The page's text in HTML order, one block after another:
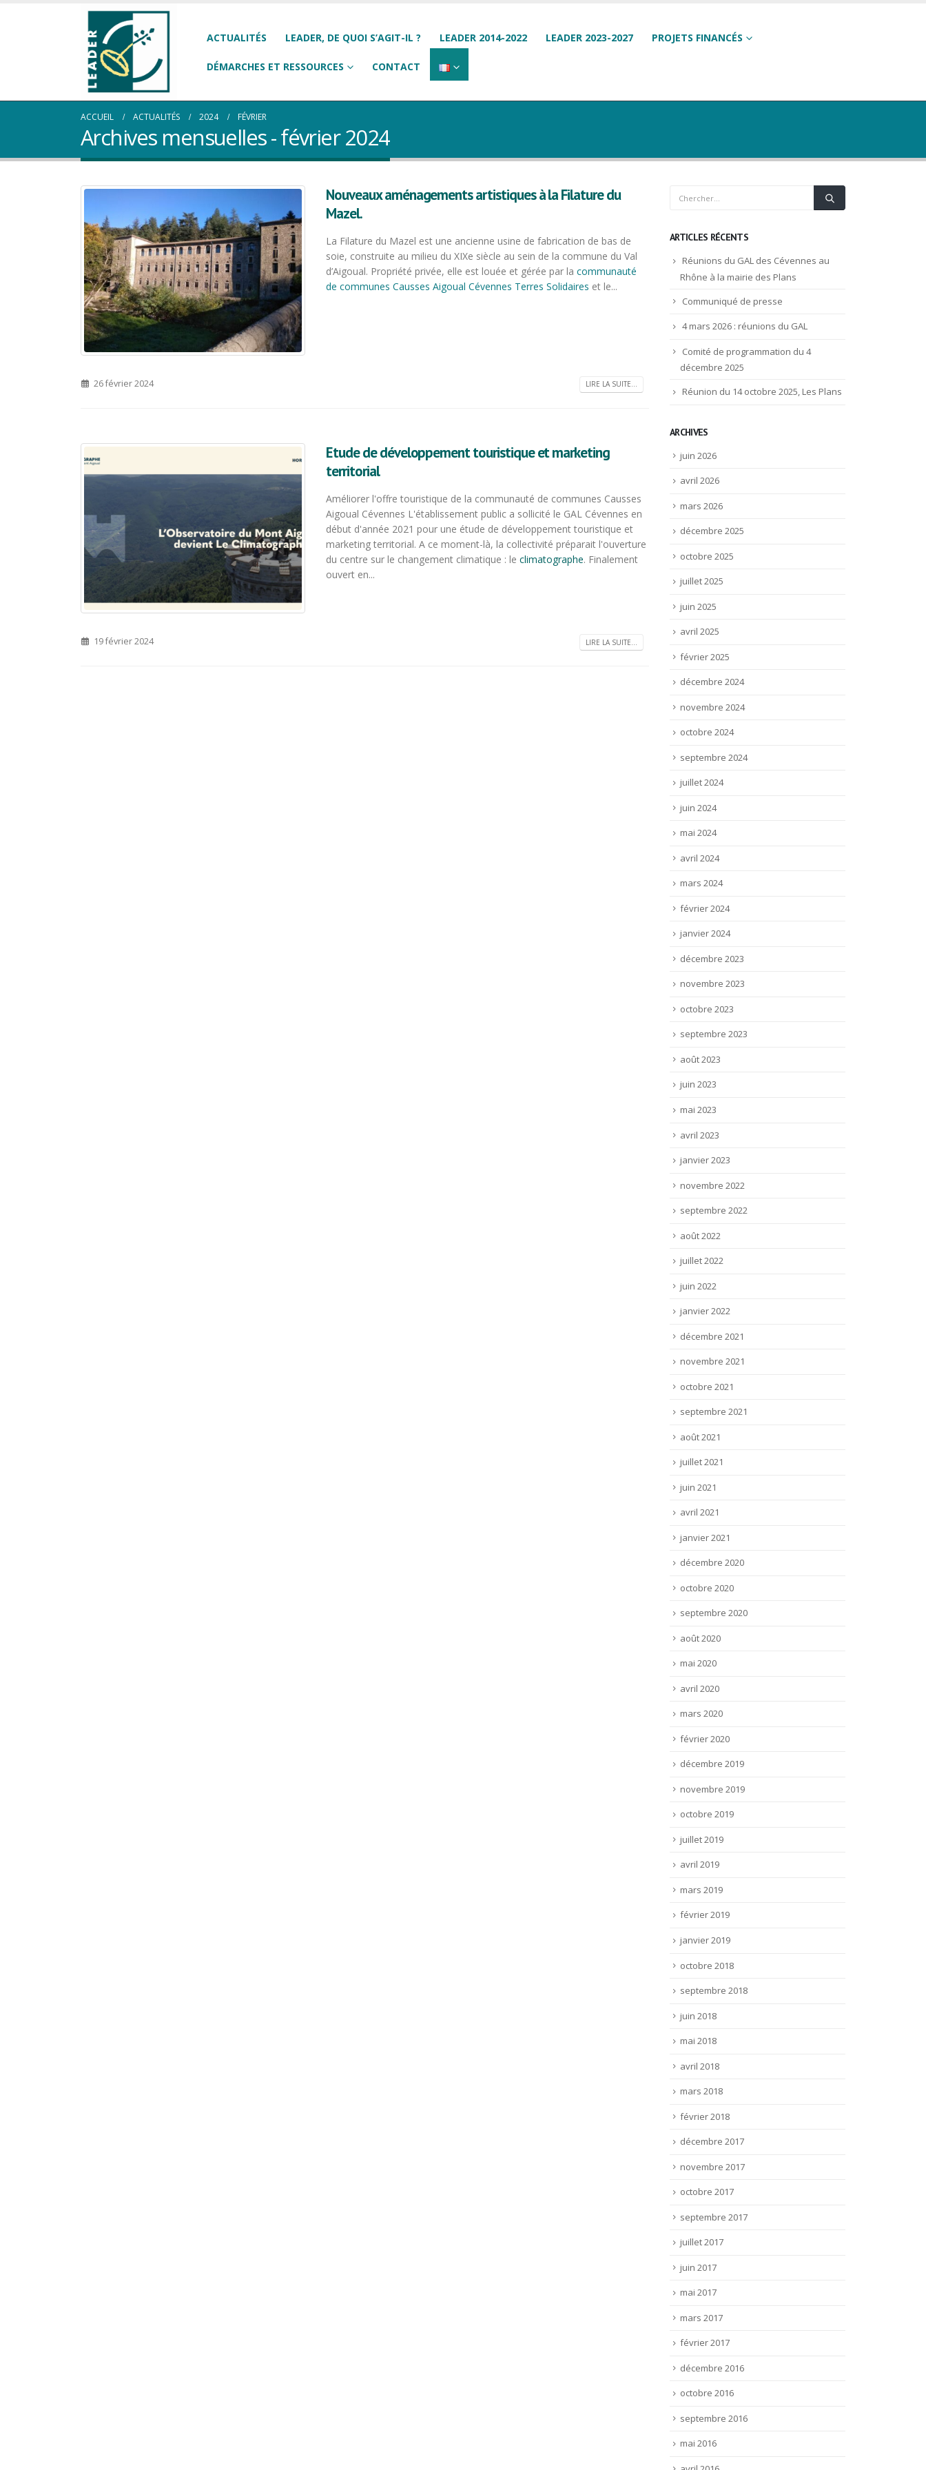
ACTUALITÉS LEADER, DE QUOI S’AGIT-IL ? LEADER 2014-2022 LEADER 2023-2027 PROJETS FINANCÉS
DÉMARCHES ET RESSOURCES CONTACT
ACCUEIL ACTUALITÉS 2024 FÉVRIER
Archives mensuelles - février 2024
Nouveaux aménagements artistiques à la Filature du
Mazel.
La Filature du Mazel est une ancienne usine de fabrication de bas de
soie, construite au milieu du XIXe siècle au sein de la commune du Val
d’Aigoual. Propriété privée, elle est louée et gérée par lacommunauté
de communes Causses Aigoual Cévennes Terres Solidaires et le...
26 février 2024 LIRE LA SUITE...
Etude de développement touristique et marketing
territorial
Améliorer l'offre touristique de la communauté de communes Causses
Aigoual Cévennes L'établissement public a sollicité le GAL Cévennes en
début d'année 2021 pour une étude de développement touristique et
marketing territorial. A ce moment-là, la collectivité préparait l'ouverture
du centre sur le changement climatique : leclimatographe. Finalement
ouvert en...
19 février 2024 LIRE LA SUITE...
ARTICLES RÉCENTS
Réunions du GAL des Cévennes au
Rhône à la mairie des Plans
Communiqué de presse
4 mars 2026 : réunions du GAL
Comité de programmation du 4
décembre 2025
Réunion du 14 octobre 2025, Les Plans
ARCHIVES
juin 2026
avril 2026
mars 2026
décembre 2025
octobre 2025
juillet 2025
juin 2025
avril 2025
février 2025
décembre 2024
novembre 2024
octobre 2024
septembre 2024
juillet 2024
juin 2024
mai 2024
avril 2024
mars 2024
février 2024
janvier 2024
décembre 2023
novembre 2023
octobre 2023
septembre 2023
août 2023
juin 2023
mai 2023
avril 2023
janvier 2023
novembre 2022
septembre 2022
août 2022
juillet 2022
juin 2022
janvier 2022
décembre 2021
novembre 2021
octobre 2021
septembre 2021
août 2021
juillet 2021
juin 2021
avril 2021
janvier 2021
décembre 2020
octobre 2020
septembre 2020
août 2020
mai 2020
avril 2020
mars 2020
février 2020
décembre 2019
novembre 2019
octobre 2019
juillet 2019
avril 2019
mars 2019
février 2019
janvier 2019
octobre 2018
septembre 2018
juin 2018
mai 2018
avril 2018
mars 2018
février 2018
décembre 2017
novembre 2017
octobre 2017
septembre 2017
juillet 2017
juin 2017
mai 2017
mars 2017
février 2017
décembre 2016
octobre 2016
septembre 2016
mai 2016